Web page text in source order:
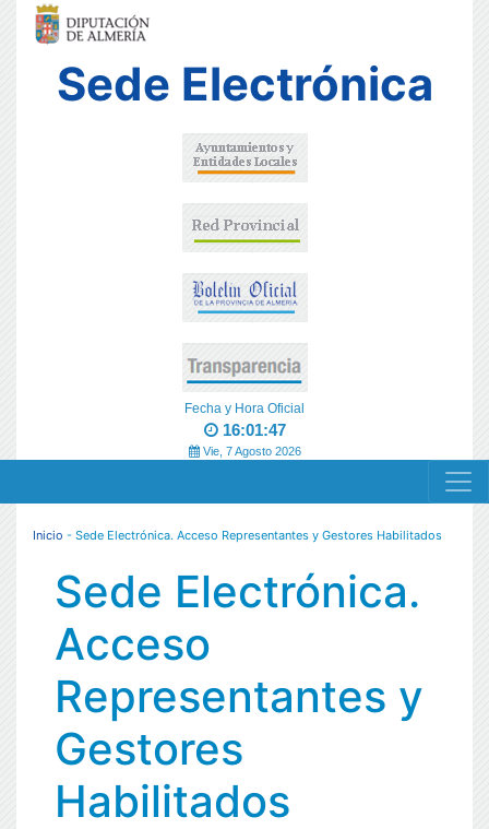
Sede Electrónica
Fecha y Hora Oficial
16:01:47
Vie, 7 Agosto 2026
MENÚ RESPONSIVE
Inicio - Sede Electrónica. Acceso Representantes y Gestores Habilitados
Sede Electrónica.
Acceso
Representantes y
Gestores
Habilitados